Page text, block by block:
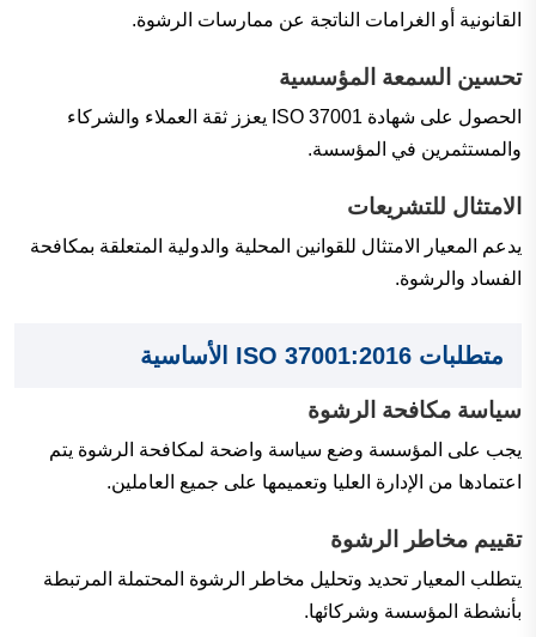
القانونية أو الغرامات الناتجة عن ممارسات الرشوة.
تحسين السمعة المؤسسية
الحصول على شهادة ISO 37001 يعزز ثقة العملاء والشركاء
والمستثمرين في المؤسسة.
الامتثال للتشريعات
يدعم المعيار الامتثال للقوانين المحلية والدولية المتعلقة بمكافحة
الفساد والرشوة.
متطلبات ISO 37001:2016 الأساسية
سياسة مكافحة الرشوة
يجب على المؤسسة وضع سياسة واضحة لمكافحة الرشوة يتم
اعتمادها من الإدارة العليا وتعميمها على جميع العاملين.
تقييم مخاطر الرشوة
يتطلب المعيار تحديد وتحليل مخاطر الرشوة المحتملة المرتبطة
بأنشطة المؤسسة وشركائها.